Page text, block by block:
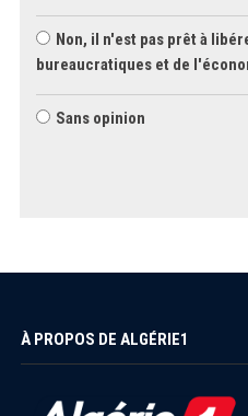
Non, il n'est pas prêt à
bureaucratiques et de
Sans opinion
À PROPOS DE ALGÉRIE1